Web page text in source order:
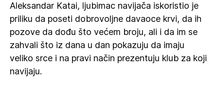
Aleksandar Katai, ljubimac navijača iskoristio je
priliku da poseti dobrovoljne davaoce krvi, da ih
pozove da dođu što većem broju, ali i da im se
zahvali što iz dana u dan pokazuju da imaju
veliko srce i na pravi način prezentuju klub za koji
navijaju.